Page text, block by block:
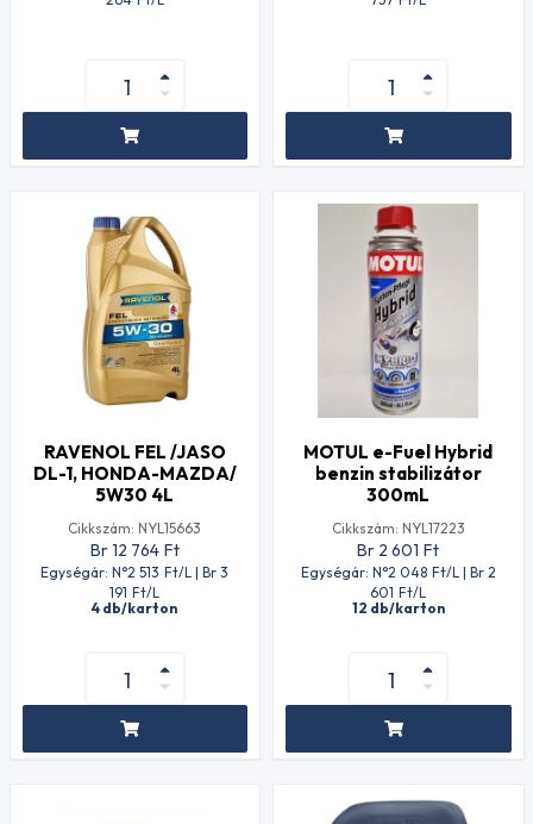
RAVENOL FEL /JASO
DL-1, HONDA-MAZDA/
5W30 4L
Cikkszám: NYL15663
Br 12 764 Ft
Egységár: N°2 513 Ft/L | Br 3
191 Ft/L
4 db/karton
MOTUL e-Fuel Hybrid
benzin stabilizátor
300mL
Cikkszám: NYL17223
Br 2 601 Ft
Egységár: N°2 048 Ft/L | Br 2
601 Ft/L
12 db/karton